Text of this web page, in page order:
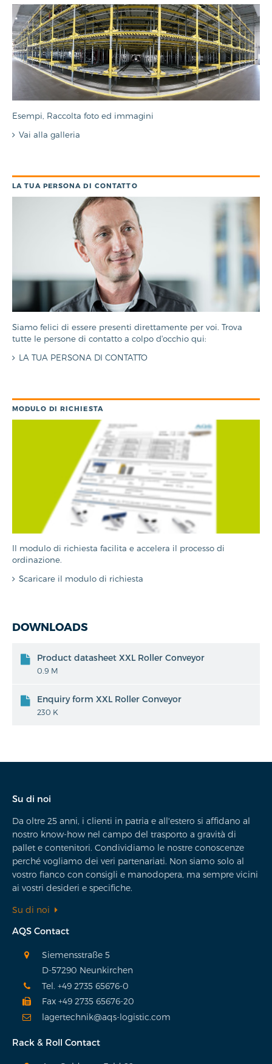
Esempi, Raccolta foto ed immagini
Vai alla galleria
LA TUA PERSONA DI CONTATTO
Siamo felici di essere presenti direttamente per voi. Trova
tutte le persone di contatto a colpo d'occhio qui:
LA TUA PERSONA DI CONTATTO
MODULO DI RICHIESTA
Il modulo di richiesta facilita e accelera il processo di
ordinazione.
Scaricare il modulo di richiesta
DOWNLOADS
Product datasheet XXL Roller Conveyor
0.9 M
Enquiry form XXL Roller Conveyor
230 K
Su di noi
Da oltre 25 anni, i clienti in patria e all'estero si affidano al
nostro know-how nel campo del trasporto a gravità di
pallet e contenitori. Condividiamo le nostre conoscenze
perché vogliamo dei veri partenariati. Non siamo solo al
vostro fianco con consigli e manodopera, ma sempre vicini
ai vostri desideri e specifiche.
Su di noi
AQS Contact
Siemensstraße 5
D-57290 Neunkirchen
Tel. +49 2735 65676-0
Fax +49 2735 65676-20
lagertechnik@aqs-logistic.com
Rack & Roll Contact